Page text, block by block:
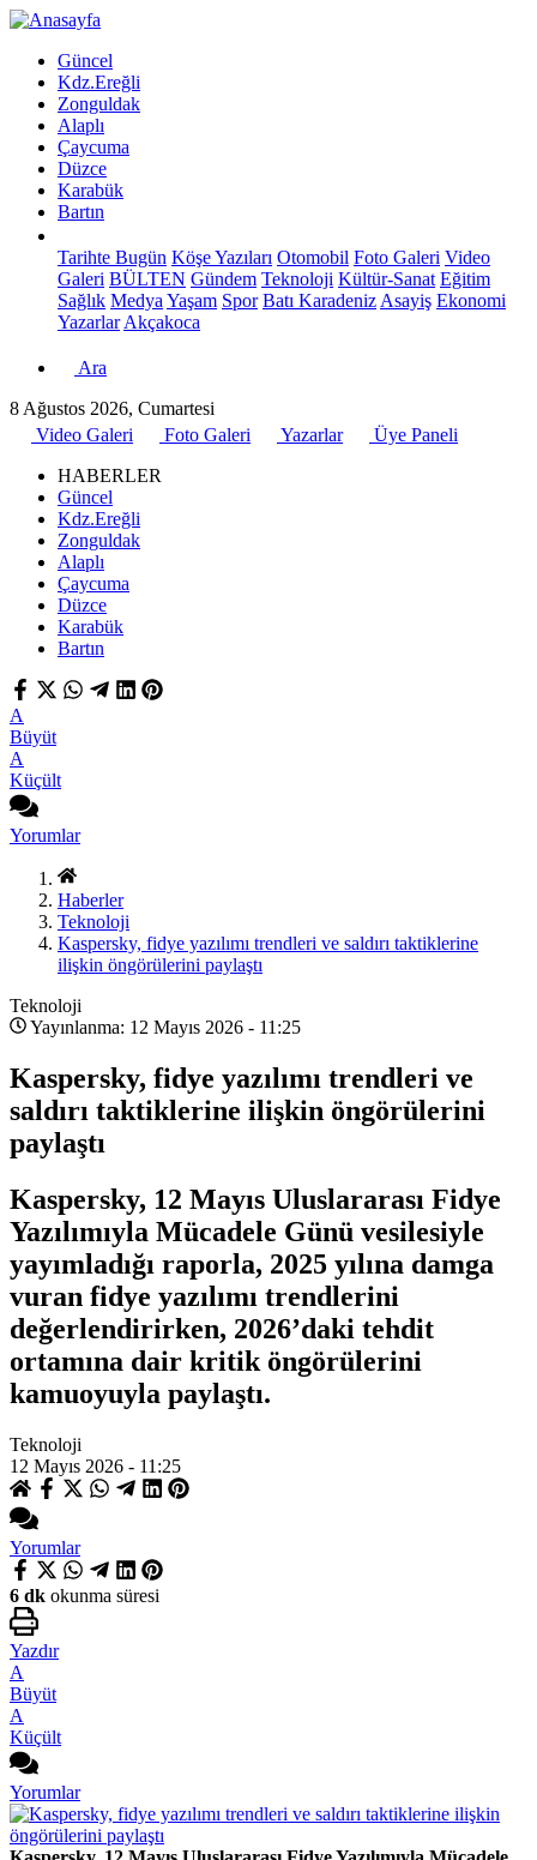
Güncel
Kdz.Ereğli
Zonguldak
Alaplı
Çaycuma
Düzce
Karabük
Bartın
Tarihte Bugün Köşe Yazıları Otomobil Foto Galeri Video
Galeri BÜLTEN Gündem Teknoloji Kültür-Sanat Eğitim
Sağlık Medya Yaşam Spor Batı Karadeniz Asayiş Ekonomi
Yazarlar Akçakoca
Ara
8 Ağustos 2026, Cumartesi
Video Galeri
Foto Galeri Yazarlar
Üye Paneli
HABERLER
Güncel
Kdz.Ereğli
Zonguldak
Alaplı
Çaycuma
Düzce
Karabük
Bartın
A
Büyüt
A
Küçült
Yorumlar
Haberler
Teknoloji
Kaspersky, fidye yazılımı trendleri ve saldırı taktiklerine
ilişkin öngörülerini paylaştı
Teknoloji
Yayınlanma: 12 Mayıs 2026 - 11:25
Kaspersky, fidye yazılımı trendleri ve
saldırı taktiklerine ilişkin öngörülerini
paylaştı
Kaspersky, 12 Mayıs Uluslararası Fidye
Yazılımıyla Mücadele Günü vesilesiyle
yayımladığı raporla, 2025 yılına damga
vuran fidye yazılımı trendlerini
değerlendirirken, 2026’daki tehdit
ortamına dair kritik öngörülerini
kamuoyuyla paylaştı.
Teknoloji
12 Mayıs 2026 - 11:25
Yorumlar
6 dk okunma süresi
Yazdır
A
Büyüt
A
Küçült
Yorumlar